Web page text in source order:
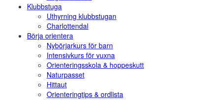
Klubbstuga
Uthyrning klubbstugan
Charlottendal
Börja orientera
Nybörjarkurs för barn
Intensivkurs för vuxna
Orienteringsskola & hoppeskutt
Naturpasset
Hittaut
Orienteringtips & ordlista